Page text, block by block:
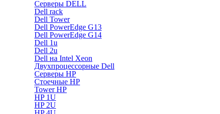
Серверы DELL
Dell rack
Dell Tower
Dell PowerEdge G13
Dell PowerEdge G14
Dell 1u
Dell 2u
Dell на Intel Xeon
Двухпроцессорные Dell
Серверы HP
Стоечные HP
Tower HP
HP 1U
HP 2U